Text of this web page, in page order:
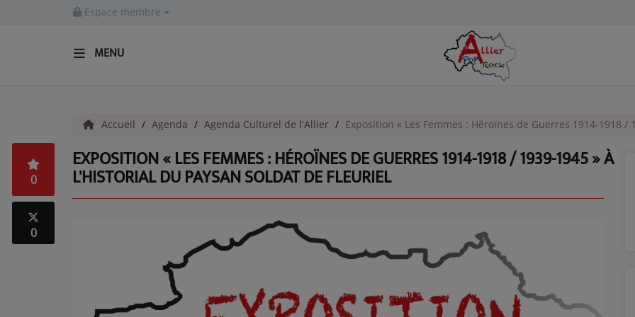
Espace membre
MENU
INFOS - ALLIER
AGENDA CULTUREL - ALLIER
INFOS POP ROCK
Accueil Agenda Agenda Culturel de l'Allier Exposition « Les Femmes : Héroïnes de Guerres 1914-1918 /
EXPOSITION « LES FEMMES : HÉROÏNES DE GUERRES 1914-1918 / 1939-1945 » À
L'HISTORIAL DU PAYSAN SOLDAT DE FLEURIEL
0
0